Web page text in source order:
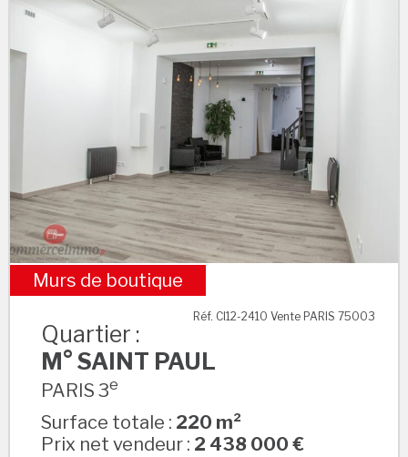
M° SAINT PAUL
Murs de boutique
Réf. CI12-2410 Vente PARIS 75003
Quartier :
M° SAINT PAUL
PARIS 3e
Surface totale : 220 m²
Prix net vendeur : 2 438 000 €